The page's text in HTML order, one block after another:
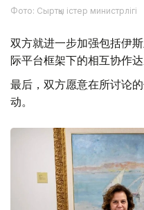
Фото: Сыртқы істер министрлігі
双方就进一步加强包括伊
际平台框架下的相互协作达
最后，双方愿意在所讨论
动。